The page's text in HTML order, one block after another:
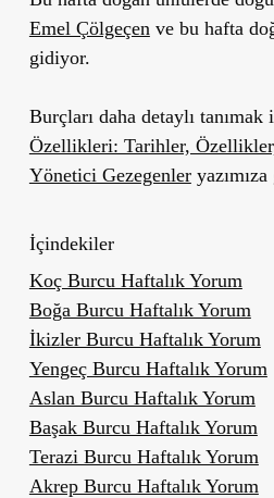
Emel Çölgeçen ve bu hafta
gidiyor.
Burçları daha detaylı tanımak
Özellikleri: Tarihler,
Yönetici Gezegenleryazımıza
İçindekiler
Koç Burcu Haftalık Yorum
Boğa Burcu Haftalık Yorum
İkizler Burcu Haftalık Yorum
Yengeç Burcu Haftalık Yorum
Aslan Burcu Haftalık Yorum
Başak Burcu Haftalık Yorum
Terazi Burcu Haftalık Yorum
Akrep Burcu Haftalık Yorum